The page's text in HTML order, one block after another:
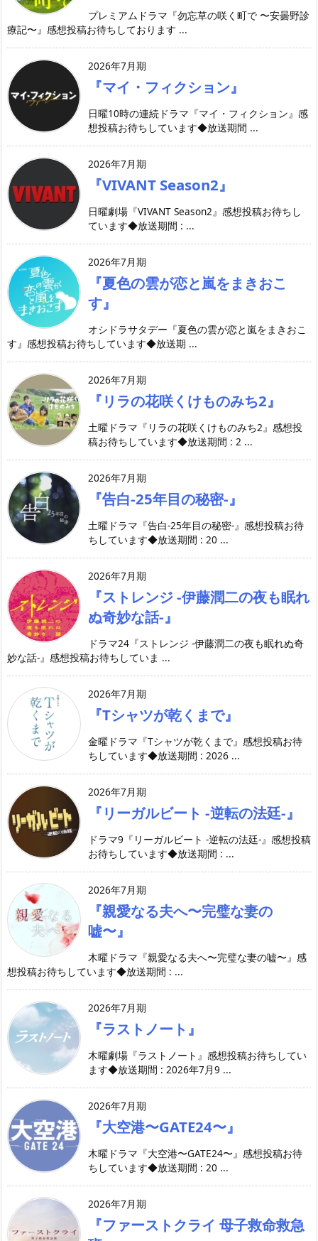
プレミアムドラマ『勿忘草の咲く町で 〜安曇野診
療記〜』感想投稿お待ちしております ...
2026年7月期
『マイ・フィクション』
日曜10時の連続ドラマ『マイ・フィクション』感
想投稿お待ちしています◆放送期間 ...
2026年7月期
『VIVANT Season2』
日曜劇場『VIVANT Season2』感想投稿お待ちし
ています◆放送期間 : ...
2026年7月期
『夏色の雲が恋と嵐をまきおこ
す』
オシドラサタデー『夏色の雲が恋と嵐をまきおこ
す』感想投稿お待ちしています◆放送期 ...
2026年7月期
『リラの花咲くけものみち2』
土曜ドラマ『リラの花咲くけものみち2』感想投
稿お待ちしています◆放送期間 : 2 ...
2026年7月期
『告白-25年目の秘密-』
土曜ドラマ『告白-25年目の秘密-』感想投稿お待
ちしています◆放送期間 : 20 ...
2026年7月期
『ストレンジ -伊藤潤二の夜も眠れ
ぬ奇妙な話-』
ドラマ24『ストレンジ -伊藤潤二の夜も眠れぬ奇
妙な話-』感想投稿お待ちしていま ...
2026年7月期
『Tシャツが乾くまで』
金曜ドラマ『Tシャツが乾くまで』感想投稿お待
ちしています◆放送期間 : 2026 ...
2026年7月期
『リーガルビート -逆転の法廷-』
ドラマ9『リーガルビート -逆転の法廷-』感想投稿
お待ちしています◆放送期間 : ...
2026年7月期
『親愛なる夫へ〜完璧な妻の
嘘〜』
木曜ドラマ『親愛なる夫へ〜完璧な妻の嘘〜』感
想投稿お待ちしています◆放送期間 : ...
2026年7月期
『ラストノート』
木曜劇場『ラストノート』感想投稿お待ちしてい
ます◆放送期間 : 2026年7月9 ...
2026年7月期
『大空港〜GATE24〜』
木曜ドラマ『大空港〜GATE24〜』感想投稿お待
ちしています◆放送期間 : 20 ...
2026年7月期
『ファーストクライ 母子救命救急